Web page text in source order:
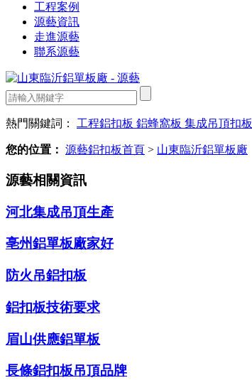
工程案例
源藝資訊
走進源藝
聯系源藝
熱門關鍵詞： 工程鋁扣板 鋁蜂窩板 集成吊頂扣板
您的位置： 源藝鋁扣板首頁 > 山東臨沂鋁單板廠
源藝相關資訊
河北集成吊頂生產
亳州鋁單板廠家好
防火吊鋁扣板
鋁扣板技術要求
眉山供應鋁單板
長條鋁扣板吊頂品牌